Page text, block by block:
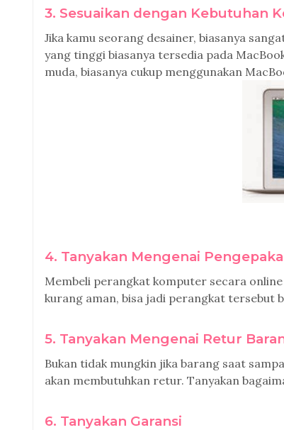
3. Sesuaikan dengan Kebutuhan
Jika kamu seorang desainer, biasanya
yang tinggi biasanya tersedia pada
muda, biasanya cukup menggunakan
4. Tanyakan Mengenai
Membeli perangkat komputer secara
kurang aman, bisa jadi perangkat tersebut
5. Tanyakan Mengenai Retur
Bukan tidak mungkin jika barang saat
akan membutuhkan retur. Tanyakan
6. Tanyakan Garansi